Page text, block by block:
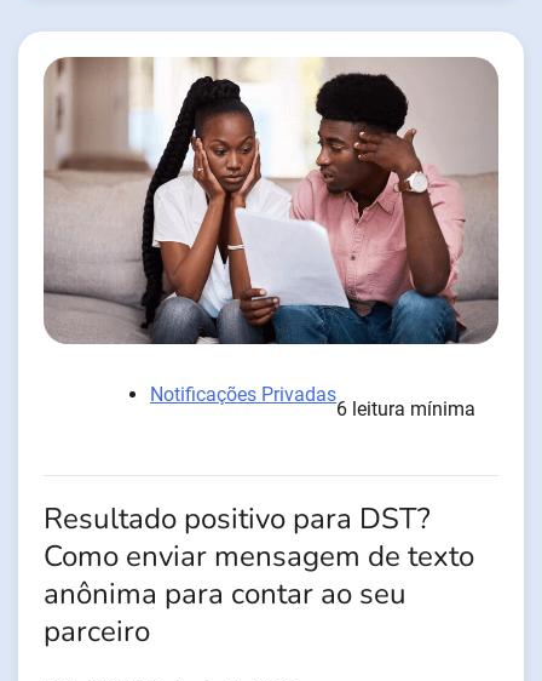
Notificações Privadas
6 leitura mínima
Resultado positivo para DST?
Como enviar mensagem de texto
anônima para contar ao seu
parceiro